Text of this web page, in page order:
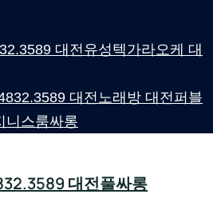
대전유성텍가라오케 대
대전노래방 대전퍼블
니스룸싸롱
대전풀싸롱